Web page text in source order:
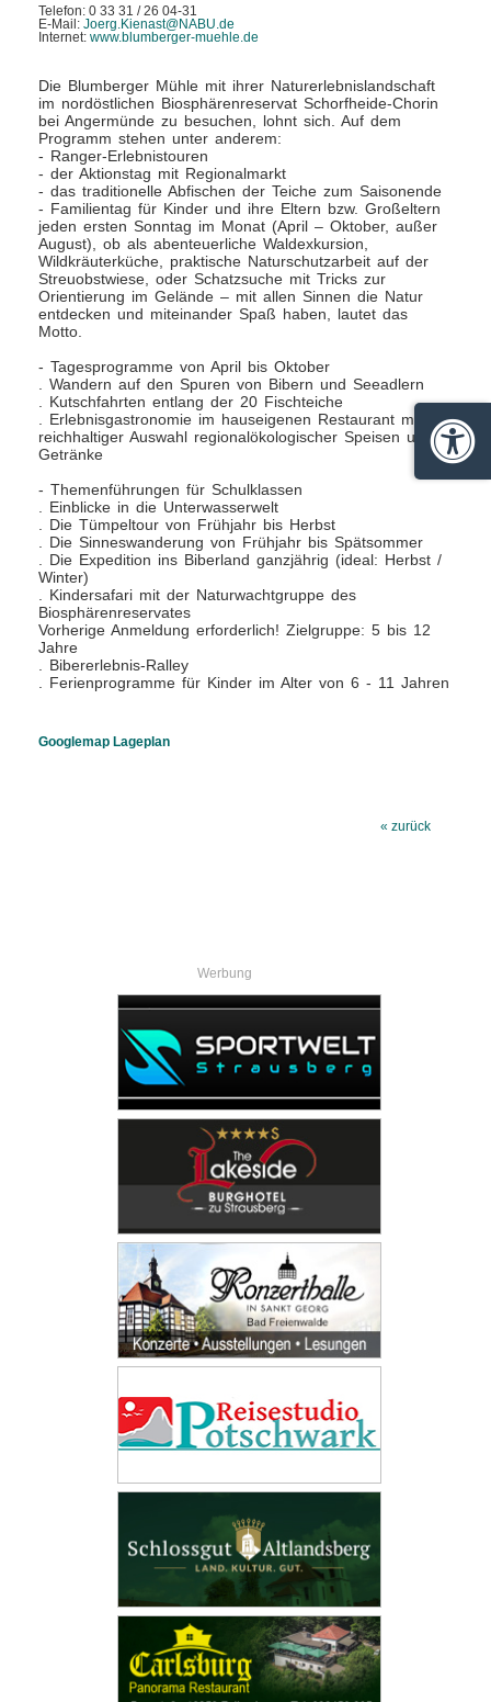
Telefon: 0 33 31 / 26 04-31
E-Mail: Joerg.Kienast@NABU.de
Internet: www.blumberger-muehle.de
Die Blumberger Mühle mit ihrer Naturerlebnislandschaft
im nordöstlichen Biosphärenreservat Schorfheide-Chorin
bei Angermünde zu besuchen, lohnt sich. Auf dem
Programm stehen unter anderem:
- Ranger-Erlebnistouren
- der Aktionstag mit Regionalmarkt
- das traditionelle Abfischen der Teiche zum Saisonende
- Familientag für Kinder und ihre Eltern bzw. Großeltern
jeden ersten Sonntag im Monat (April – Oktober, außer
August), ob als abenteuerliche Waldexkursion,
Wildkräuterküche, praktische Naturschutzarbeit auf der
Streuobstwiese, oder Schatzsuche mit Tricks zur
Orientierung im Gelände – mit allen Sinnen die Natur
entdecken und miteinander Spaß haben, lautet das
Motto.
- Tagesprogramme von April bis Oktober
. Wandern auf den Spuren von Bibern und Seeadlern
. Kutschfahrten entlang der 20 Fischteiche
. Erlebnisgastronomie im hauseigenen Restaurant mit
reichhaltiger Auswahl regionalökologischer Speisen und
Getränke
- Themenführungen für Schulklassen
. Einblicke in die Unterwasserwelt
. Die Tümpeltour von Frühjahr bis Herbst
. Die Sinneswanderung von Frühjahr bis Spätsommer
. Die Expedition ins Biberland ganzjährig (ideal: Herbst /
Winter)
. Kindersafari mit der Naturwachtgruppe des
Biosphärenreservates
Vorherige Anmeldung erforderlich! Zielgruppe: 5 bis 12
Jahre
. Bibererlebnis-Ralley
. Ferienprogramme für Kinder im Alter von 6 - 11 Jahren
Googlemap Lageplan
« zurück
Werbung